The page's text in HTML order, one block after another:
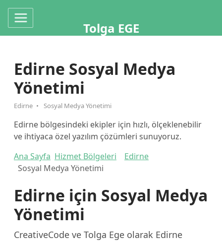
Tolga EGE
Edirne Sosyal Medya
Yönetimi
Edirne Sosyal Medya Yönetimi
Edirne bölgesindeki ekipler için hızlı, ölçeklenebilir
ve ihtiyaca özel yazılım çözümleri sunuyoruz.
Ana Sayfa Hizmet Bölgeleri
Edirne
Sosyal Medya Yönetimi
Edirne için Sosyal Medya
Yönetimi
CreativeCode ve Tolga Ege olarak Edirne